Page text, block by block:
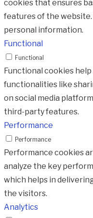
cookies that ensures
features of the
personal information.
Functional
Functional
Functional cookies
functionalities like
on social media
third-party features.
Performance
Performance
Performance cookies
analyze the key
which helps in
the visitors.
Analytics